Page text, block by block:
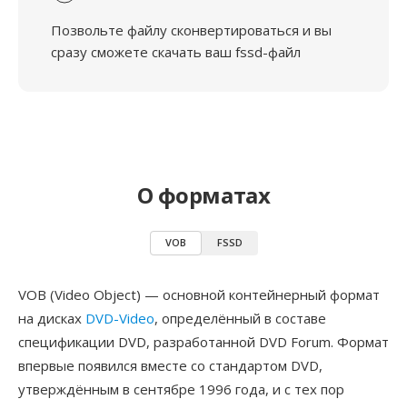
Позвольте файлу сконвертироваться и вы
сразу сможете скачать ваш fssd-файл
О форматах
VOB FSSD
VOB (Video Object) — основной контейнерный формат
на дисках DVD-Video, определённый в составе
спецификации DVD, разработанной DVD Forum. Формат
впервые появился вместе со стандартом DVD,
утверждённым в сентябре 1996 года, и с тех пор